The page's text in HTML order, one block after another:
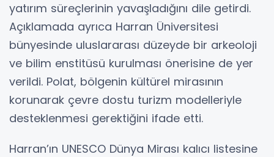
yatırım süreçlerinin yavaşladığını dile getirdi.
Açıklamada ayrıca Harran Üniversitesi
bünyesinde uluslararası düzeyde bir arkeoloji
ve bilim enstitüsü kurulması önerisine de yer
verildi. Polat, bölgenin kültürel mirasının
korunarak çevre dostu turizm modelleriyle
desteklenmesi gerektiğini ifade etti.
Harran’ın UNESCO Dünya Mirası kalıcı listesine